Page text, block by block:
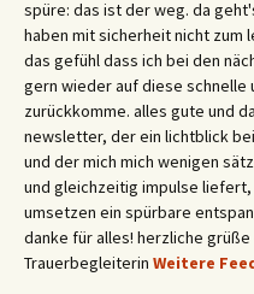
spüre: das ist der weg. da
haben mit sicherheit nicht zum
das gefühl dass ich bei den
gern wieder auf diese
zurückkomme. alles gute und
newsletter, der ein lichtblick
und der mich mich wenigen
und gleichzeitig impulse
umsetzen ein spürbare
danke für alles! herzliche
Trauerbegleiterin Weitere